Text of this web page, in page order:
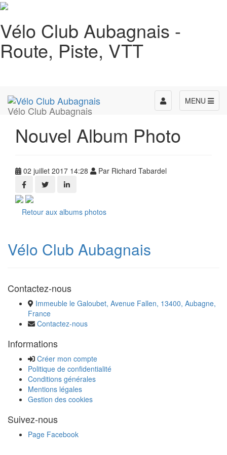
Vélo Club Aubagnais -
Route, Piste, VTT
Vélo Club Aubagnais
MENU
Toggle
navigation
Nouvel Album Photo
02 juillet 2017 14:28 Par Richard Tabardel
Retour aux albums photos
Vélo Club Aubagnais
Contactez-nous
Immeuble le Galoubet, Avenue Fallen, 13400, Aubagne,
France
Contactez-nous
Informations
Créer mon compte
Politique de confidentialité
Conditions générales
Mentions légales
Gestion des cookies
Suivez-nous
Page Facebook